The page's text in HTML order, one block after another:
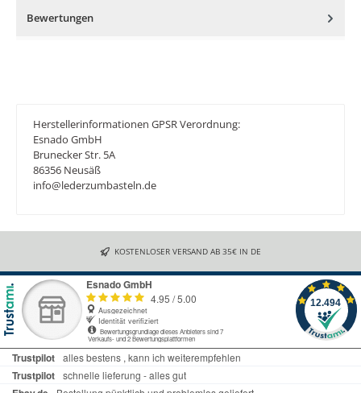
Bewertungen
Herstellerinformationen GPSR Verordnung:
Esnado GmbH
Brunecker Str. 5A
86356 Neusäß
info@lederzumbasteln.de
KOSTENLOSER VERSAND AB 35€ IN DE